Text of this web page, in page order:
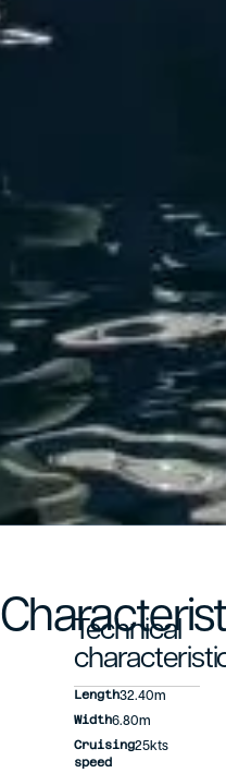
Technical
Length32.40m
Width6.80m
Cruising
speed
25kts